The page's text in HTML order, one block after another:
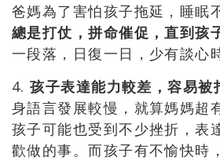
爸媽為了害怕孩子拖延，睡眠
總是打仗，拼命催促，直到孩
一段落，日復一日，少有談心
4.孩子表達能力較差，容易被
身語言發展較慢，就算媽媽超
孩子可能也受到不少挫折，表
歡做的事。而孩子有不愉快時